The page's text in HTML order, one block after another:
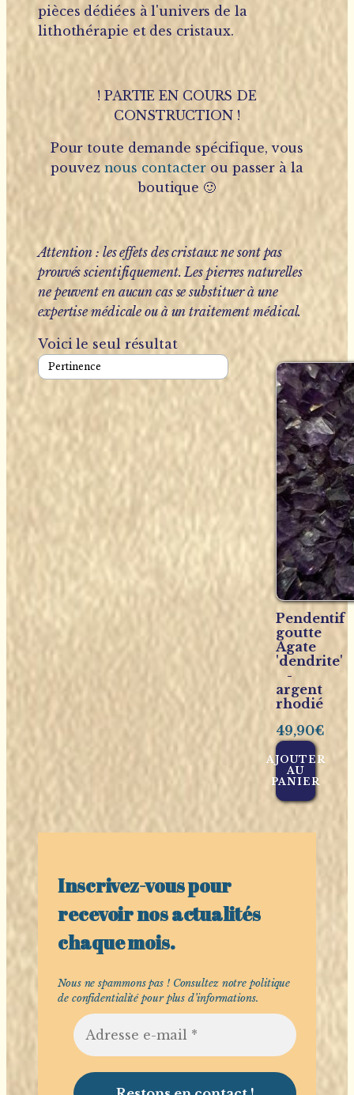
pièces dédiées à l'univers de la
lithothérapie et des cristaux.
! PARTIE EN COURS DE
CONSTRUCTION !
Pour toute demande spécifique, vous
pouveznous contacter ou passer à la
boutique 🙂
Attention : les effets des cristaux ne sont pas
prouvés scientifiquement. Les pierres naturelles
ne peuvent en aucun cas se substituer à une
expertise médicale ou à un traitement médical.
Voici le seul résultat
Pendentif
goutte
Agate
'dendrite'
-
argent
rhodié
49,90€
AJOUTER
AU
PANIER
Inscrivez-vous pour
recevoir nos actualités
chaque mois.
Nous ne spammons pas ! Consultez notrepolitique
de confidentialitépour plus d’informations.